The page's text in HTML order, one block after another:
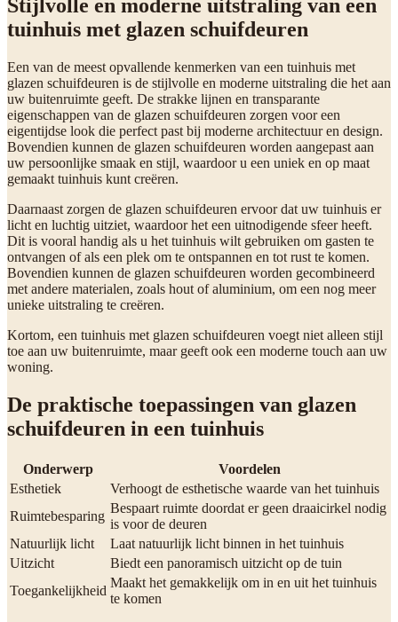
Stijlvolle en moderne uitstraling van een
tuinhuis met glazen schuifdeuren
Een van de meest opvallende kenmerken van een tuinhuis met
glazen schuifdeuren is de stijlvolle en moderne uitstraling die het aan
uw buitenruimte geeft. De strakke lijnen en transparante
eigenschappen van de glazen schuifdeuren zorgen voor een
eigentijdse look die perfect past bij moderne architectuur en design.
Bovendien kunnen de glazen schuifdeuren worden aangepast aan
uw persoonlijke smaak en stijl, waardoor u een uniek en op maat
gemaakt tuinhuis kunt creëren.
Daarnaast zorgen de glazen schuifdeuren ervoor dat uw tuinhuis er
licht en luchtig uitziet, waardoor het een uitnodigende sfeer heeft.
Dit is vooral handig als u het tuinhuis wilt gebruiken om gasten te
ontvangen of als een plek om te ontspannen en tot rust te komen.
Bovendien kunnen de glazen schuifdeuren worden gecombineerd
met andere materialen, zoals hout of aluminium, om een nog meer
unieke uitstraling te creëren.
Kortom, een tuinhuis met glazen schuifdeuren voegt niet alleen stijl
toe aan uw buitenruimte, maar geeft ook een moderne touch aan uw
woning.
De praktische toepassingen van glazen
schuifdeuren in een tuinhuis
Onderwerp
Voordelen
Esthetiek
Verhoogt de esthetische waarde van het tuinhuis
Ruimtebesparing
Bespaart ruimte doordat er geen draaicirkel nodig
is voor de deuren
Natuurlijk licht
Laat natuurlijk licht binnen in het tuinhuis
Uitzicht
Biedt een panoramisch uitzicht op de tuin
Toegankelijkheid
Maakt het gemakkelijk om in en uit het tuinhuis
te komen